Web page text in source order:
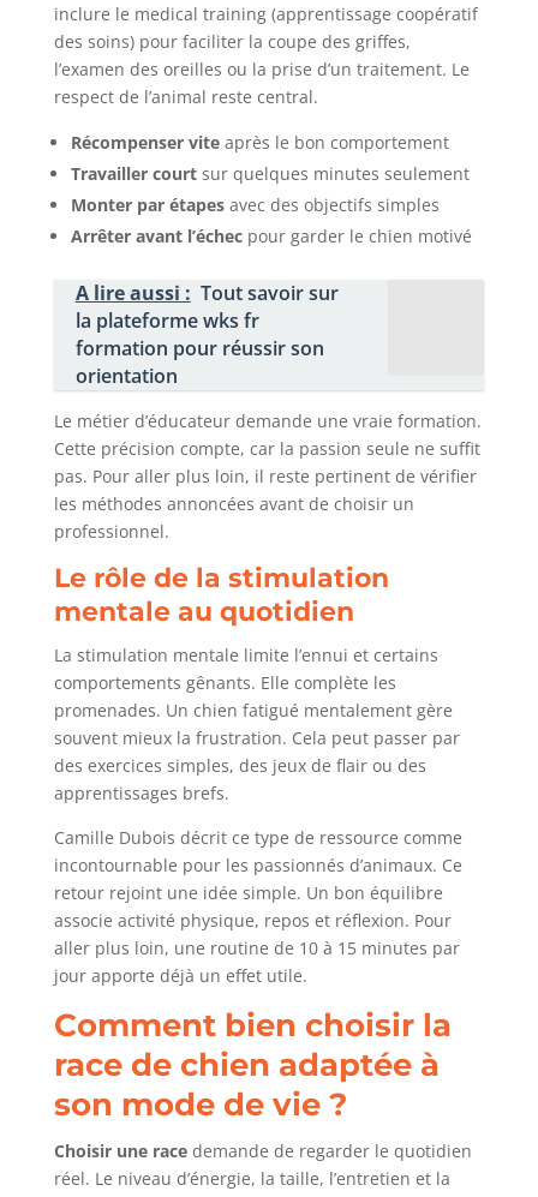
inclure le medical training (apprentissage coopératif
des soins) pour faciliter la coupe des griffes,
l’examen des oreilles ou la prise d’un traitement. Le
respect de l’animal reste central.
Récompenser viteaprès le bon comportement
Travailler courtsur quelques minutes seulement
Monter par étapesavec des objectifs simples
Arrêter avant l’échecpour garder le chien motivé
A lire aussi : Tout savoir sur
la plateforme wks fr
formation pour réussir son
orientation
Le métier d’éducateur demande une vraie formation.
Cette précision compte, car la passion seule ne suffit
pas. Pour aller plus loin, il reste pertinent de vérifier
les méthodes annoncées avant de choisir un
professionnel.
Le rôle de la stimulation
mentale au quotidien
La stimulation mentale limite l’ennui et certains
comportements gênants. Elle complète les
promenades. Un chien fatigué mentalement gère
souvent mieux la frustration. Cela peut passer par
des exercices simples, des jeux de flair ou des
apprentissages brefs.
Camille Dubois décrit ce type de ressource comme
incontournable pour les passionnés d’animaux. Ce
retour rejoint une idée simple. Un bon équilibre
associe activité physique, repos et réflexion. Pour
aller plus loin, une routine de 10 à 15 minutes par
jour apporte déjà un effet utile.
Comment bien choisir la
race de chien adaptée à
son mode de vie ?
Choisir une racedemande de regarder le quotidien
réel. Le niveau d’énergie, la taille, l’entretien et la